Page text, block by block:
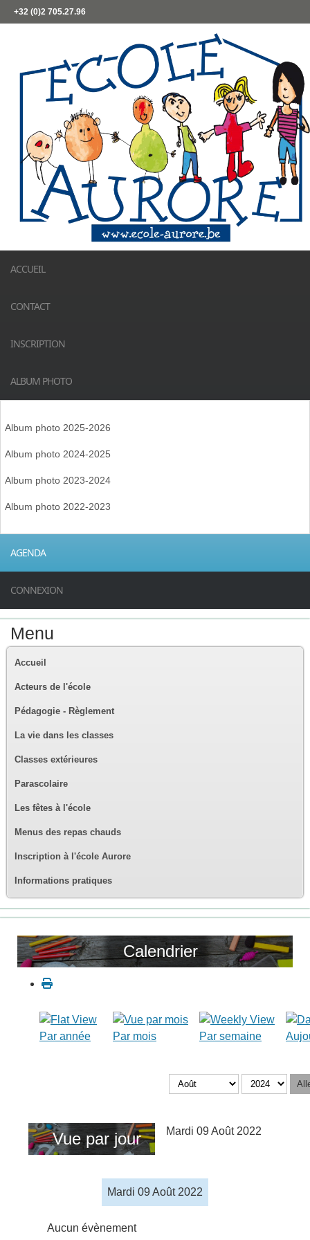
+32 (0)2 705.27.96
ACCUEIL
CONTACT
INSCRIPTION
ALBUM PHOTO
Album photo 2025-2026
Album photo 2024-2025
Album photo 2023-2024
Album photo 2022-2023
AGENDA
CONNEXION
Menu
Accueil
Acteurs de l'école
Pédagogie - Règlement
La vie dans les classes
Classes extérieures
Parascolaire
Les fêtes à l'école
Menus des repas chauds
Inscription à l'école Aurore
Informations pratiques
Calendrier
Par année Par mois Par semaine
Vue par jour Mardi 09 Août 2022
Mardi 09 Août 2022
Aucun évènement